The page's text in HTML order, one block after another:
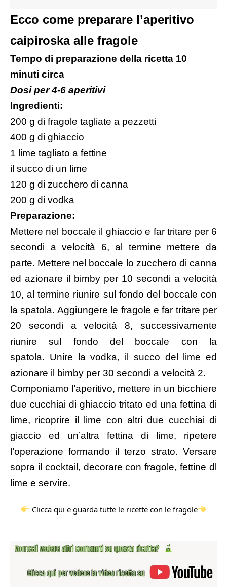
Ecco come preparare l’aperitivo
caipiroska alle fragole
Tempo di preparazione della ricetta 10
minuti circa
Dosi per 4-6 aperitivi
Ingredienti:
200 g di fragole tagliate a pezzetti
400 g di ghiaccio
1 lime tagliato a fettine
il succo di un lime
120 g di zucchero di canna
200 g di vodka
Preparazione:
Mettere nel boccale il ghiaccio e far tritare per 6
secondi a velocità 6, al termine mettere da
parte. Mettere nel boccale lo zucchero di canna
ed azionare il bimby per 10 secondi a velocità
10, al termine riunire sul fondo del boccale con
la spatola. Aggiungere le fragole e far tritare per
20 secondi a velocità 8, successivamente
riunire sul fondo del boccale con la
spatola. Unire la vodka, il succo del lime ed
azionare il bimby per 30 secondi a velocità 2.
Componiamo l’aperitivo, mettere in un bicchiere
due cucchiai di ghiaccio tritato ed una fettina di
lime, ricoprire il lime con altri due cucchiai di
giaccio ed un’altra fettina di lime, ripetere
l’operazione formando il terzo strato. Versare
sopra il cocktail, decorare con fragole, fettine dl
lime e servire.
Clicca qui e guarda tutte le ricette con le fragole